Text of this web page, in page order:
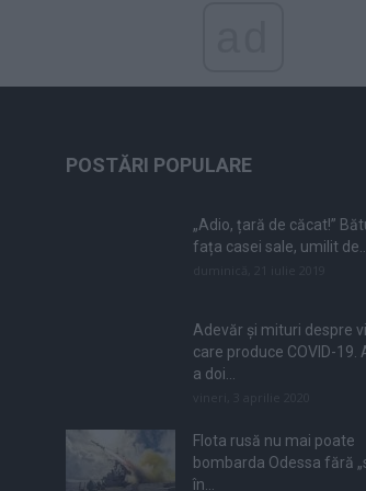
POSTĂRI POPULARE
„Adio, țară de căcat!”
fața casei sale, umilit de...
Adevăr și mituri despre
care produce COVID-19.
a doi...
Flota rusă nu mai poate
bombarda Odessa fără
în...